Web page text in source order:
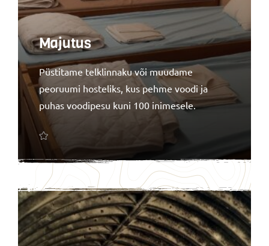
Majutus
Püstitame telklinnaku või muudame
peoruumi hosteliks, kus pehme voodi ja
puhas voodipesu kuni 100 inimesele.